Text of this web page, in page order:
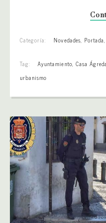
Categoría: Novedades, Portada,
Tag: Ayuntamiento, Casa
urbanismo